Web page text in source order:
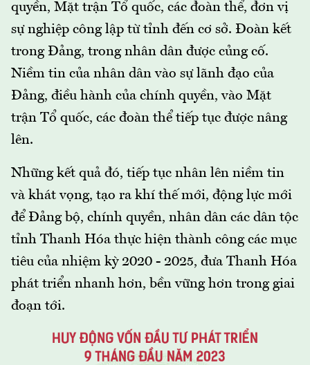
quyền, Mặt trận Tổ quốc, các đoàn thể, đơn vị
sự nghiệp công lập từ tỉnh đến cơ sở. Đoàn kết
trong Đảng, trong nhân dân được củng cố.
Niềm tin của nhân dân vào sự lãnh đạo của
Đảng, điều hành của chính quyền, vào Mặt
trận Tổ quốc, các đoàn thể tiếp tục được nâng
lên.
Những kết quả đó, tiếp tục nhân lên niềm tin
và khát vọng, tạo ra khí thế mới, động lực mới
để Đảng bộ, chính quyền, nhân dân các dân tộc
tỉnh Thanh Hóa thực hiện thành công các mục
tiêu của nhiệm kỳ 2020 - 2025, đưa Thanh Hóa
phát triển nhanh hơn, bền vững hơn trong giai
đoạn tới.